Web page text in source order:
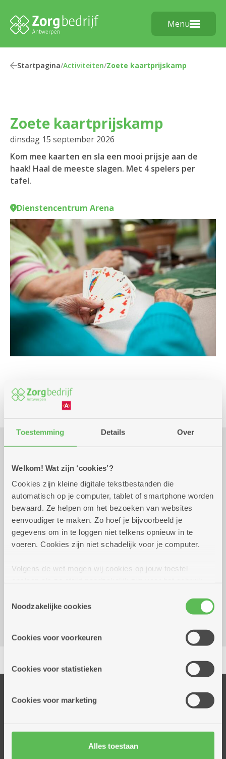
Toestemming Details Over
Welkom! Wat zijn ‘cookies’?
Cookies zijn kleine digitale tekstbestanden die
automatisch op je computer, tablet of smartphone worden
bewaard. Ze helpen om het bezoeken van websites
eenvoudiger te maken. Zo hoef je bijvoorbeeld je
gegevens om in te loggen niet telkens opnieuw in te
voeren. Cookies zijn niet schadelijk voor je computer.
Volgens de wet mogen wij cookies op jouw toestel
cookies hebben we jouw toestemming nodig. Sommige
cookies worden geplaatst door derde partijen die een
informatie over jouw (geanonimiseerd) gebruik van onze
partners kunnen deze gegevens combineren met andere
Noodzakelijke cookies
Cookies voor voorkeuren
Cookies voor statistieken
Cookies voor marketing
Alles toestaan
Menu
Startpagina/Activiteiten/Zoete kaartprijskamp
Zoete kaartprijskamp
dinsdag 15 september 2026
Kom mee kaarten en sla een mooi prijsje aan de
haak! Haal de meeste slagen. Met 4 spelers per
tafel.
Dienstencentrum Arena
Spel
Praktisch
dinsdag 15 september
2026
14.00 uur tot 17.00
uur
2.50 euro
Smul: Brésiliennetaart 3,50 euro - tijdig
bestellen
Reserveer vervoer
Gabriel Vervoortstraat 2
Dienstencentra
Woonzorgcentra